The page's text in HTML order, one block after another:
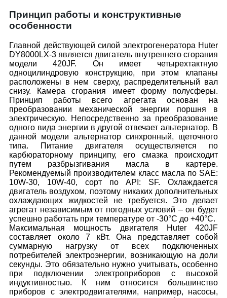
Принцип работы и конструктивные
особенности
Главной действующей силой электрогенератора Huter
DY8000LX-3 является двигатель внутреннего сгорания
модели 420JF. Он имеет четырехтактную
одноцилиндровую конструкцию, при этом клапаны
расположены в нем сверху, распределительный вал
снизу. Камера сгорания имеет форму полусферы.
Принцип работы всего агрегата основан на
преобразовании механической энергии поршня в
электрическую. Непосредственно за преобразование
одного вида энергии в другой отвечает альтернатор. В
данной модели альтернатор синхронный, щеточного
типа. Питание двигателя осуществляется по
карбюраторному принципу, его смазка происходит
путем разбрызгивания масла в картере.
Рекомендуемый производителем класс масла по SAE:
10W-30, 10W-40, сорт по API: SF. Охлаждается
двигатель воздухом, поэтому никаких дополнительных
охлаждающих жидкостей не требуется. Это делает
агрегат независимым от погодных условий – он будет
успешно работать при температуре от -30°С до +40°С.
Максимальная мощность двигателя Huter 420JF
составляет около 7 кВт. Она представляет собой
суммарную нагрузку от всех подключенных
потребителей электроэнергии, возникающую на доли
секунды. Это обязательно нужно учитывать, особенно
при подключении электроприборов с высокой
индуктивностью. К ним относится большинство
приборов с электродвигателями, например, насосы,